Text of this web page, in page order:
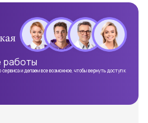
работы
и делаем все возможное, чтобы вернуть доступ к